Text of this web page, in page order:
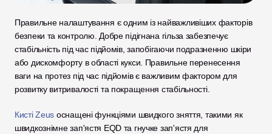
Правильне налаштування є одним із найважливіших факторів
безпеки та контролю. Добре підігнана гільза забезпечує
стабільність під час підйомів, запобігаючи подразненню шкіри
або дискомфорту в області кукси. Правильне перенесення
ваги на протез під час підйомів є важливим фактором для
розвитку витривалості та покращення стабільності.
Кисті Zeus оснащені функціями швидкого зняття, такими як
швидкознімне зап'ястя EQD та гнучке зап'ястя для